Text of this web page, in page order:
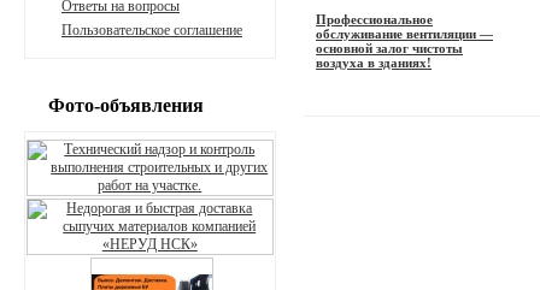
Профессиональное
обслуживание вентиляции —
основной залог чистоты
воздуха в зданиях!
Ответы на вопросы
Пользовательское соглашение
Фото-объявления